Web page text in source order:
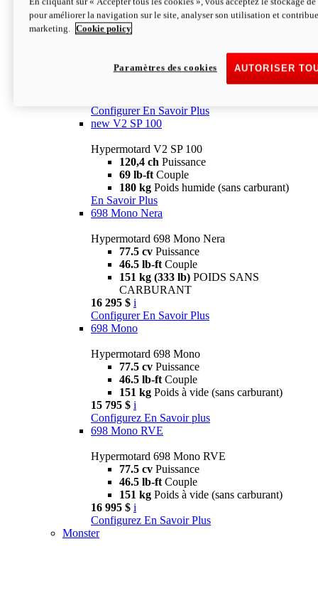
Configurer En Savoir Plus
newV2 SP
69 lb-ftCouple
Poids humide (sans carburant)
Configurer En Savoir Plus
new V2 SP 100
Hypermotard V2 SP 100
120,4 ch Puissance
69 lb-ft Couple
180 kg Poids humide (sans carburant)
En Savoir Plus
698 Mono Nera
Hypermotard 698 Mono Nera
77.5 cv Puissance
46.5 lb-ft Couple
151 kg (333 lb) POIDS SANS
CARBURANT
16 295 $ i
Configurer En Savoir Plus
698 Mono
Hypermotard 698 Mono
77.5 cv Puissance
46.5 lb-ft Couple
151 kg Poids à vide (sans carburant)
15 795 $ i
Configurez En Savoir plus
698 Mono RVE
Hypermotard 698 Mono RVE
77.5 cv Puissance
46.5 lb-ft Couple
151 kg Poids à vide (sans carburant)
16 995 $ i
Configurez En Savoir Plus
Monster
pour améliorer la navigation sur le site, analyser son utilisation et
marketing.
Cookie policy
AUTORISER
Paramètres des cookies